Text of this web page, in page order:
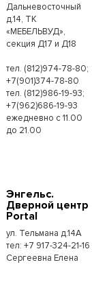
Дальневосточный
д.14, ТК
«МЕБЕЛЬВУД»,
секция Д17 и Д18
тел. (812)974-78-80;
+7(901)374-78-80
тел. (812)986-19-93;
+7(962)686-19-93
ежедневно с 11.00
до 21.00
Энгельс.
Дверной центр
Portal
ул. Тельмана д.14А
тел: +7 917-324-21-16
Сергеевна Елена